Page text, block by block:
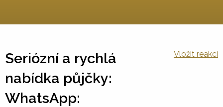
Seriózní a rychlá
nabídka půjčky:
WhatsApp:
Vložit reakci